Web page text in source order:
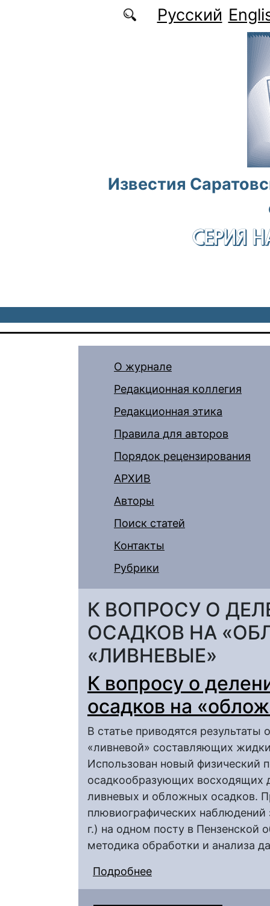
Перейти к основному содержаниюРусский
Известия
СЕРИЯ
О журнале
Редакционная коллегия
Редакционная этика
Правила для авторов
Порядок рецензирования
АРХИВ
Авторы
Поиск статей
Контакты
Рубрики
К ВОПРОСУ О
ОСАДКОВ НА
«ЛИВНЕВЫЕ»
К вопросу о
осадков на
В статье приводятся
«ливневой» составляющих
Использован новый физический
осадкообразующих восходящих
ливневых и обложных осадков.
плювиографических наблюдений
г.) на одном посту в Пензенской
методика обработки и анализа
Подробнее
«ливневые»